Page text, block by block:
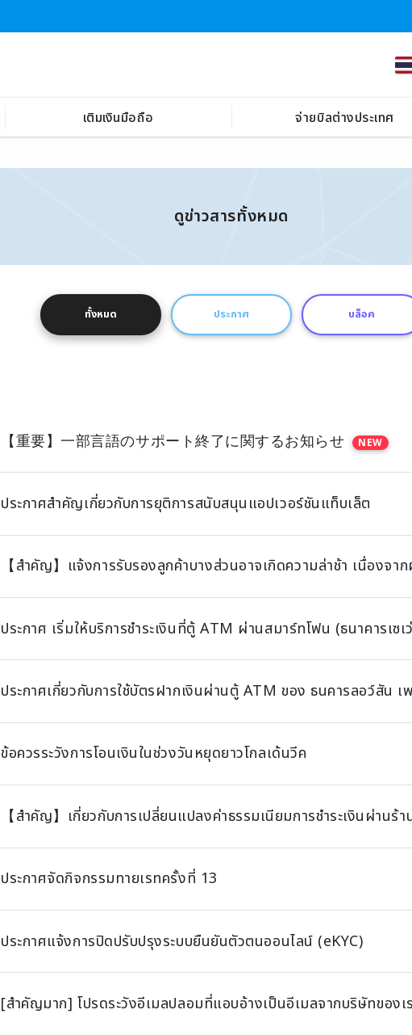
เติมเงินมือถือ จ่ายบิลต่างประเทศ
ดูข่าวสารทั้งหมด
ทั้งหมด ประกาศ บล็อค
【重要】一部言語のサポート終了に関するお知らせ NEW
ประกาศสำคัญเกี่ยวกับการยุติการสนับสนุนแอปเวอร์ชันแท็บเล็ต
【สำคัญ】แจ้งการรับรองลูกค้าบางส่วนอาจเกิดความล่าช้า เนื่องจ
ประกาศ เริ่มให้บริการชำระเงินที่ตู้ ATM ผ่านสมาร์ทโฟน (ธนาคารเซเ
ประกาศเกี่ยวกับการใช้บัตรฝากเงินผ่านตู้ ATM ของ ธนคารลอว์สัน เ
ข้อควรระวังการโอนเงินในช่วงวันหยุดยาวโกลเด้นวีค
【สำคัญ】เกี่ยวกับการเปลี่ยนแปลงค่าธรรมเนียมการชำระเงินผ่านร้า
ประกาศจัดกิจกรรมทายเรทครั้งที่ 13
ประกาศแจ้งการปิดปรับปรุงระบบยืนยันตัวตนออนไลน์ (eKYC)
[สำคัญมาก] โปรดระวังอีเมลปลอมที่แอบอ้างเป็นอีเมลจากบริษัทของเ